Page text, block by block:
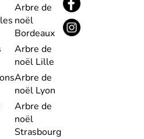
Arbre de
noël
Bordeaux
Arbre de
noël Lille
Arbre de
noël Lyon
Arbre de
noël
Strasbourg